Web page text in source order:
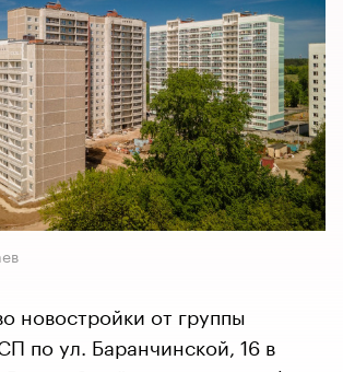
новостройки от группы
по ул. Баранчинской, 16 в